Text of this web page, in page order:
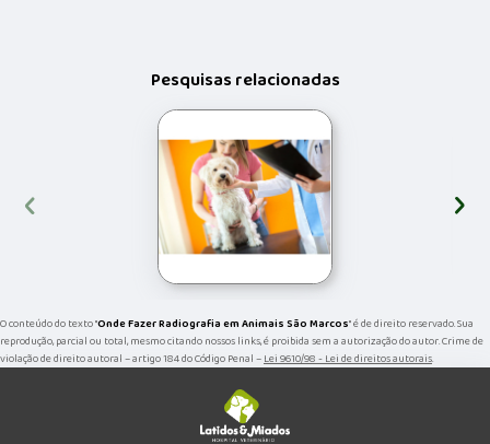
Pesquisas relacionadas
‹ ›
O conteúdo do texto "Onde Fazer Radiografia em Animais São Marcos" é de direito reservado. Sua
reprodução, parcial ou total, mesmo citando nossos links, é proibida sem a autorização do autor. Crime de
violação de direito autoral – artigo 184 do Código Penal –Lei 9610/98 - Lei de direitos autorais.